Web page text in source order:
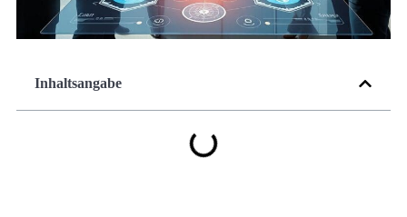
Inhaltsangabe